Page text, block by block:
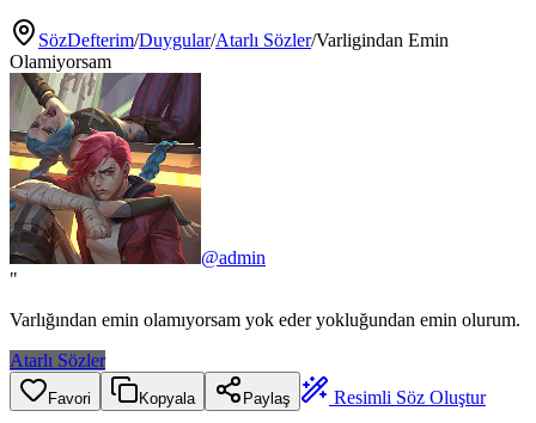
SözDefterim/Duygular/Atarlı Sözler/Varligindan Emin
Olamiyorsam
@admin
"
Varlığından emin olamıyorsam yok eder yokluğundan emin olurum.
Atarlı Sözler
Favori Kopyala Paylaş Resimli Söz Oluştur